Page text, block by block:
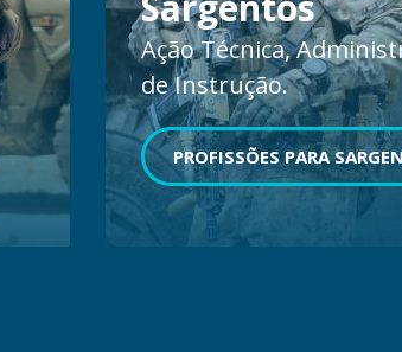
Ação Técnica,
de Instrução.
PROFISSÕES PARA